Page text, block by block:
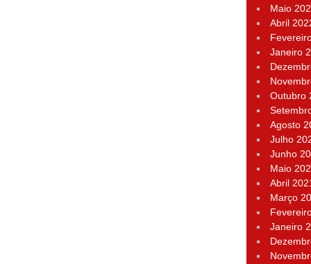
Maio
Abril
Janeiro
Outubro
Agosto
Julho
Junho
Maio
Abril
Março
Janeiro